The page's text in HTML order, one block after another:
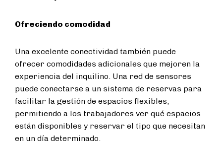
Ofreciendo comodidad
Una excelente conectividad también puede
ofrecer comodidades adicionales que mejoren la
experiencia del inquilino. Una red de sensores
puede conectarse a un sistema de reservas para
facilitar la gestión de espacios flexibles,
permitiendo a los trabajadores ver qué espacios
están disponibles y reservar el tipo que necesitan
en un día determinado.